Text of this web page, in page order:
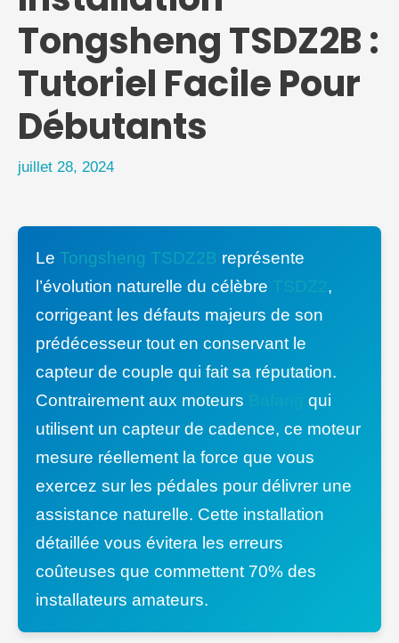
Tongsheng TSDZ2B :
Tutoriel Facile Pour
Débutants
juillet 28, 2024
Le Tongsheng TSDZ2B représente
l’évolution naturelle du célèbre
,
corrigeant les défauts majeurs de son
prédécesseur tout en conservant le
capteur de couple qui fait sa réputation.
Contrairement aux moteurs
qui
utilisent un capteur de cadence, ce moteur
mesure réellement la force que vous
exercez sur les pédales pour délivrer une
assistance naturelle. Cette installation
détaillée vous évitera les erreurs
coûteuses que commettent 70% des
installateurs amateurs.